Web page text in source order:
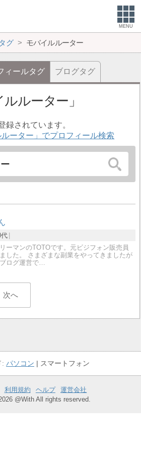
MENU
グ モバイルルーター
ィールタグ ブログタグ
ルルーター
録されています。
ーター」でプロフィール検索
ーマンのTOTOです。元ビジフォン販売員
した。 さまざまな副業をやってきましたが
ログ運営で…
次へ
パソコン スマートフォン
利用規約 ヘルプ
運営会社
@With All rights reserved.